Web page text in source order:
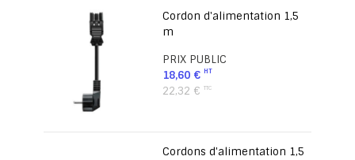
Cordon d'alimentation 1,5
m
PRIX PUBLIC
18,60 €
22,32 €
Cordons d'alimentation 1,5